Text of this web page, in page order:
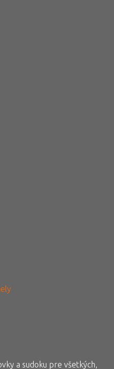
a sudoku pre všetkých,